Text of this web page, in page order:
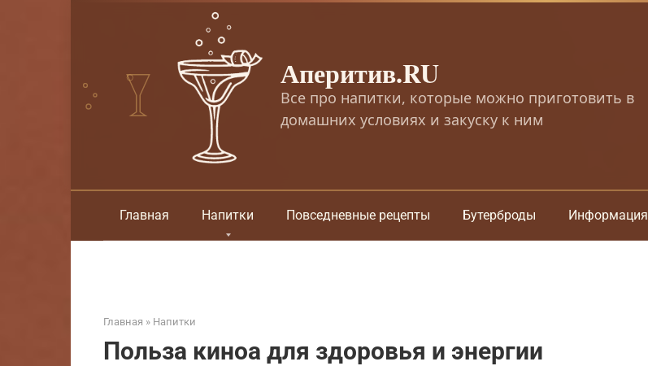
Аперитив.RU
Все про напитки, которые можно приготовить в
домашних условиях и закуску к ним
Главная Напитки Повседневные рецепты Бутерброды Информация
Главная » Напитки
Польза киноа для здоровья и энергии